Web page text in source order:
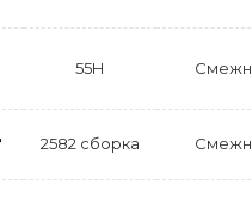
АКЦИЯ
РАСПРОДАЖА
55Н
2582 сборка